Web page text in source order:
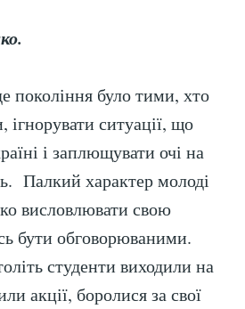
покоління було тими, хто
ситуації, що
і заплющувати очі на
Палкий характер молоді
висловлювати свою
бути обговорюваними.
студенти виходили на
акції, боролися за свої